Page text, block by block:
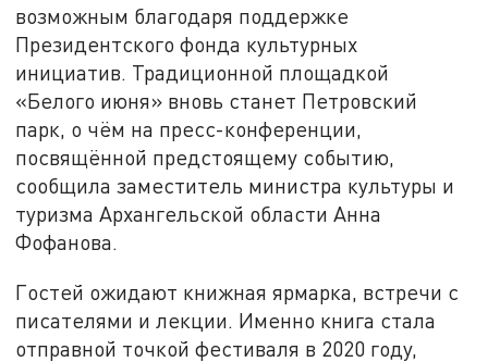
возможным благодаря поддержке
Президентского фонда культурных
инициатив. Традиционной площадкой
«Белого июня» вновь станет Петровский
парк, о чём на пресс-конференции,
посвящённой предстоящему событию,
сообщила заместитель министра культуры и
туризма Архангельской области Анна
Фофанова.
Гостей ожидают книжная ярмарка, встречи с
писателями и лекции. Именно книга стала
отправной точкой фестиваля в 2020 году,